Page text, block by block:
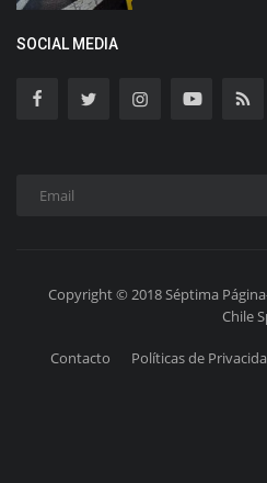
SOCIAL MEDIA
Copyright © 2018 Séptima
Chile
Contacto Políticas de